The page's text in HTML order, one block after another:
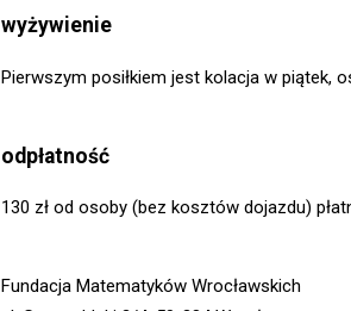
wyżywienie
Pierwszym posiłkiem jest kolacja w piątek,
odpłatność
130 zł od osoby (bez kosztów dojazdu)
Fundacja Matematyków Wrocławskich